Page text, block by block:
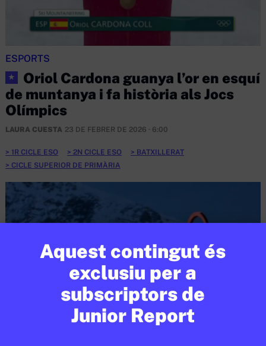
Aquest contingut és
exclusiu per a
subscriptors de
Junior Report
ESPORTS
★
Oriol Cardona guanya l’or en esquí
de muntanya i fa història als Jocs
Olímpics
LAURA CUESTA 23 DE FEBRER DE 2026 · 6:00
1R CICLE ESO 2N CICLE ESO
BATXILLERAT
CICLE SUPERIOR DE PRIMÀRIA